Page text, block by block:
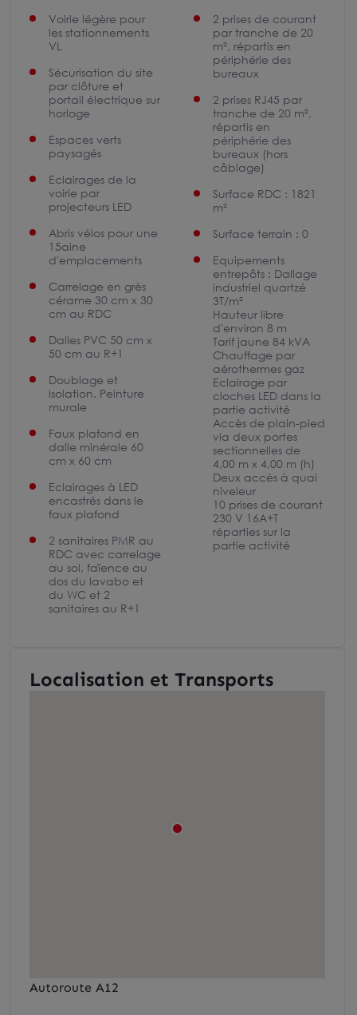
Voirie légère pour
les stationnements
VL
Sécurisation du site
par clôture et
portail électrique sur
horloge
Espaces verts
paysagés
Eclairages de la
voirie par
projecteurs LED
Abris vélos pour une
15aine
d'emplacements
Carrelage en grès
cérame 30 cm x 30
cm au RDC
Dalles PVC 50 cm x
50 cm au R+1
Doublage et
isolation. Peinture
murale
Faux plafond en
dalle minérale 60
cm x 60 cm
Eclairages à LED
encastrés dans le
faux plafond
2 sanitaires PMR au
RDC avec carrelage
au sol, faïence au
dos du lavabo et
du WC et 2
sanitaires au R+1
2 prises de courant
par tranche de 20
m², répartis en
périphérie des
bureaux
2 prises RJ45 par
tranche de 20 m²,
répartis en
périphérie des
bureaux (hors
câblage)
Surface RDC : 1821
m²
Surface terrain : 0
Equipements
entrepôts : Dallage
industriel quartzé
3T/m²
Hauteur libre
d'environ 8 m
Tarif jaune 84 kVA
Chauffage par
aérothermes gaz
Eclairage par
cloches LED dans la
partie activité
Accès de plain-pied
via deux portes
sectionnelles de
4,00 m x 4,00 m (h)
Deux accès à quai
niveleur
10 prises de courant
230 V 16A+T
réparties sur la
partie activité
Localisation et Transports
Autoroute A12